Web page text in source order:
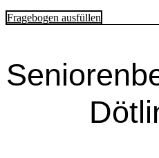
Fragebogen ausfüllen